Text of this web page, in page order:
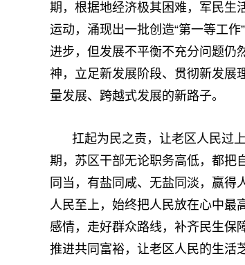
期，根据地经济极其困难，军民生
运动，涌现出一批创造“第一等工
进步，但发展不平衡不充分问题仍
神，立足新发展阶段、贯彻新发展
量发展、跨越式发展的新路子。
扛起为民之责，让老区人民过
期，苏区干部无论职务高低，都把
同当，有盐同咸、无盐同淡，赢得
人民至上，始终把人民放在心中最
感情，走好群众路线，补齐民生保
推进共同富裕，让老区人民的生活